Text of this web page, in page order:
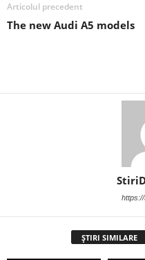
Articolul precedent
The new Audi A5 models
ȘTIRI SIMILARE